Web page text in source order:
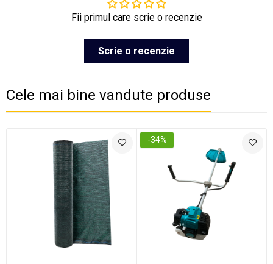
Fii primul care scrie o recenzie
Scrie o recenzie
Cele mai bine vandute produse
-34%